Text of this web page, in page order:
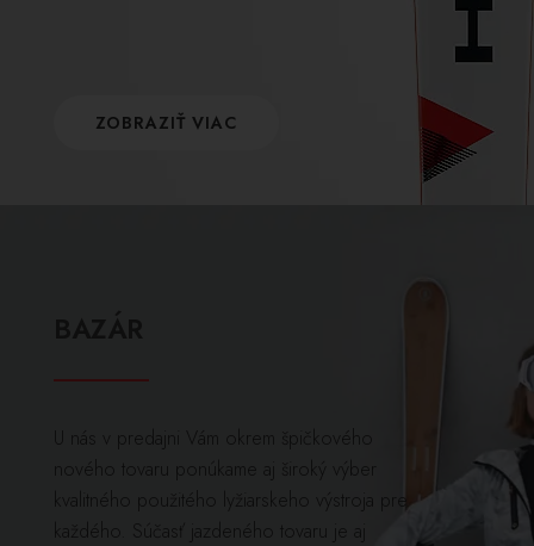
ZOBRAZIŤ VIAC
U nás v predajni Vám okrem špičkového
nového tovaru ponúkame aj široký výber
kvalitného použitého lyžiarskeho výstroja pre
každého. Súčasť jazdeného tovaru je aj